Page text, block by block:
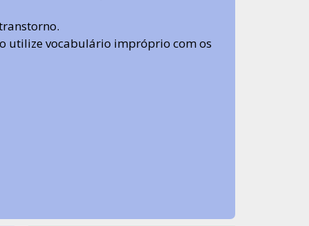
utilize vocabulário impróprio com os